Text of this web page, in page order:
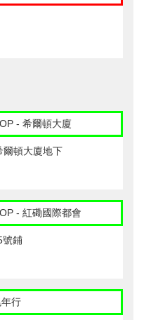
- 希爾頓大廈
爾頓大廈地下
- 紅磡國際都會
號鋪
行